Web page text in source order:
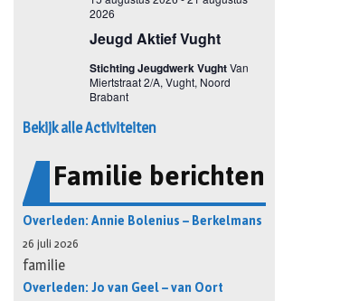
Bekijk alle Activiteiten
Familie berichten
Overleden: Annie Bolenius – Berkelmans
26 juli 2026
familie
Overleden: Jo van Geel – van Oort